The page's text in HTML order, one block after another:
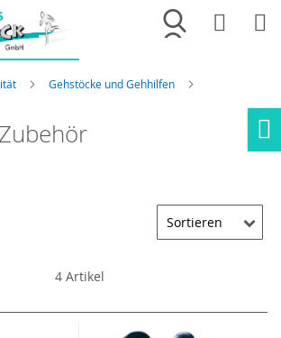
Merkliste
Gehstöcke und Gehhilfen
4Artikel